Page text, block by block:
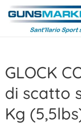
GLOCK
di scatto
Kg